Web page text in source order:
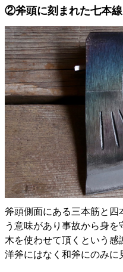
②斧頭に刻まれた七本線
斧頭側面にある三本筋と四
う意味があり事故から身
木を使わせて頂くという感
洋斧にはなく和斧にのみに